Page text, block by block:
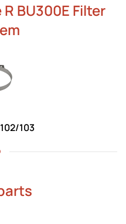
BU300E Filter
103